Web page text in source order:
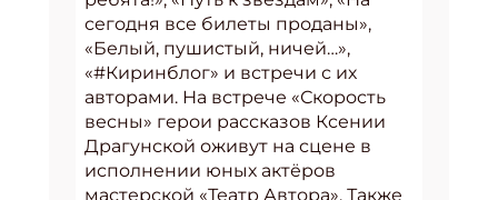
сегодня все билеты проданы»,
«Белый, пушистый, ничей…»,
«#Киринблог» и встречи с их
авторами. На встрече «Скорость
весны» герои рассказов Ксении
Драгунской оживут на сцене в
исполнении юных актёров
мастерской «Театр Автора». Также